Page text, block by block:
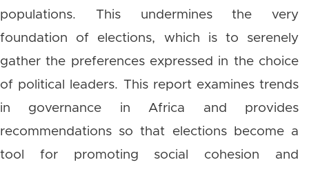
populations. This undermines the very
foundation of elections, which is to serenely
gather the preferences expressed in the choice
of political leaders. This report examines trends
in governance in Africa and provides
recommendations so that elections become a
tool for promoting social cohesion and